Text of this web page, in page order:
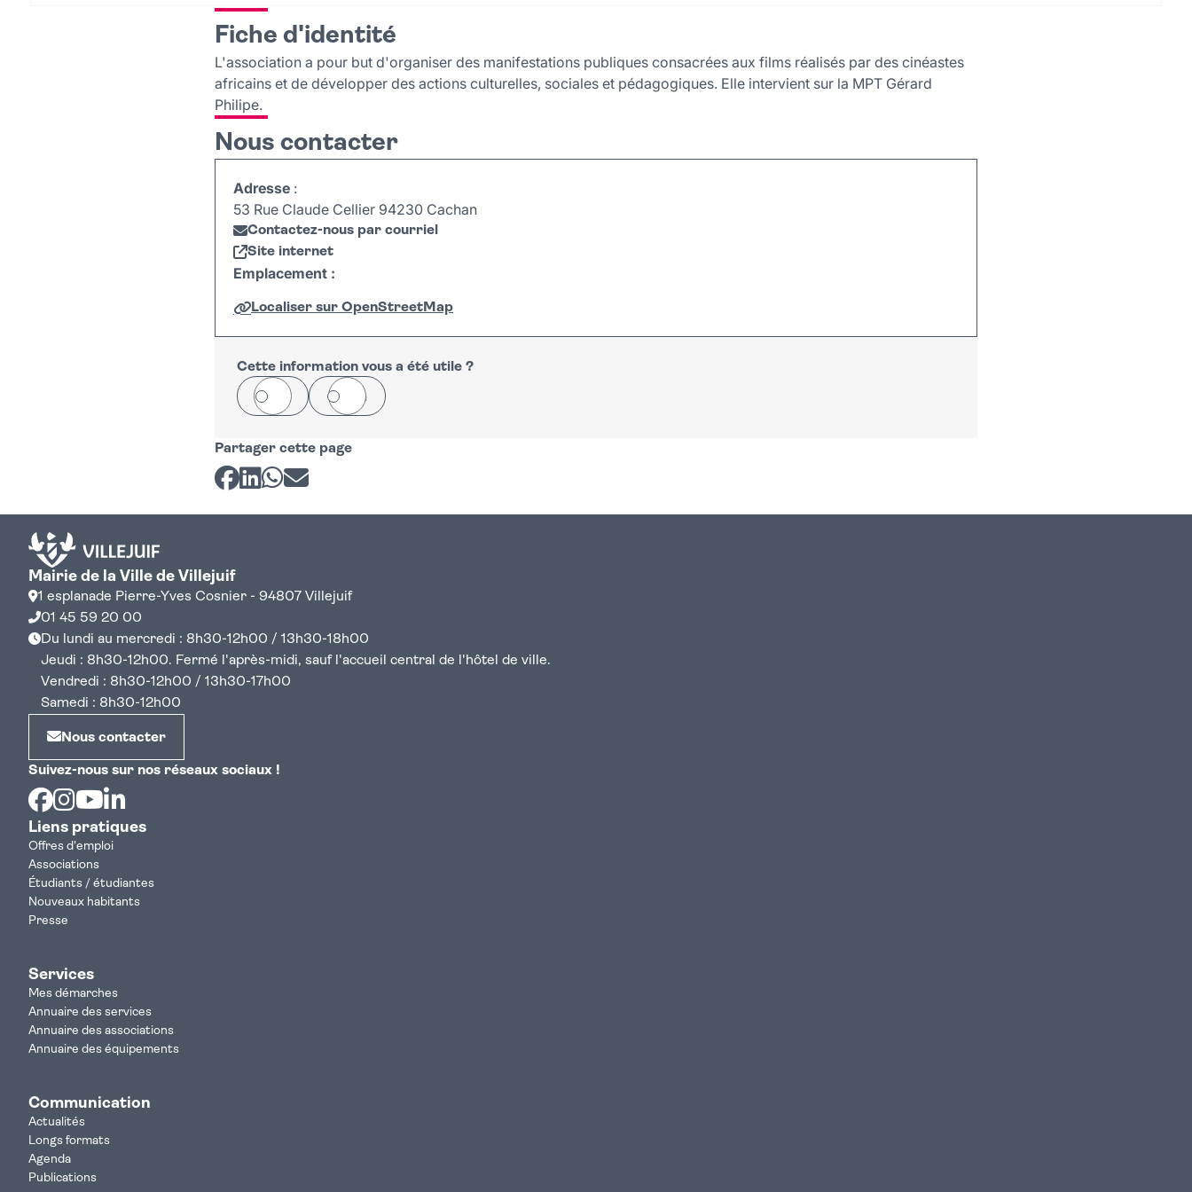
Fiche d'identité
L'association a pour but d'organiser des manifestations publiques consacrées aux films réalisés par des cinéastes
africains et de développer des actions culturelles, sociales et pédagogiques. Elle intervient sur la MPT Gérard
Philipe.
Nous contacter
Adresse :
53 Rue Claude Cellier 94230 Cachan
Contactez-nous par courriel
Site internet
Emplacement :
Localiser sur OpenStreetMap
+
−
Cette information vous a été utile ?
Oui Non
Partager cette page
Partager sur Facebook
Partager sur LinkedIn
Partager sur Whatsapp
Partager par courriel
Mairie de la Ville de Villejuif
1 esplanade Pierre-Yves Cosnier - 94807 Villejuif
01 45 59 20 00
Du lundi au mercredi : 8h30-12h00 / 13h30-18h00
Jeudi : 8h30-12h00. Fermé l'après-midi, sauf l'accueil central de l'hôtel de ville.
Vendredi : 8h30-12h00 / 13h30-17h00
Samedi : 8h30-12h00
Nous contacter
Suivez-nous sur nos réseaux sociaux !
Facebook
Instagram
Youtube
Liens pratiques
Offres d'emploi
Associations
Étudiants / étudiantes
Nouveaux habitants
Presse
Services
Mes démarches
Annuaire des services
Annuaire des associations
Annuaire des équipements
Communication
Actualités
Longs formats
Agenda
Publications